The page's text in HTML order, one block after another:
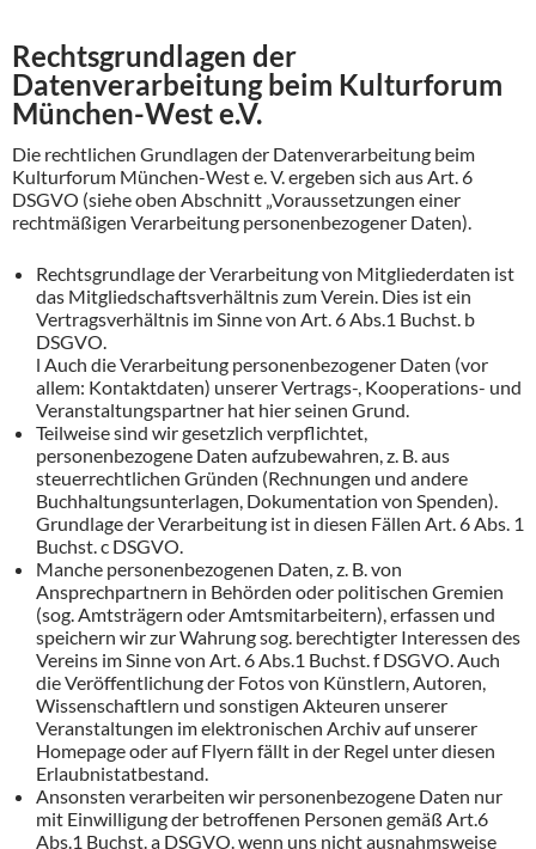
Rechtsgrundlagen der
Datenverarbeitung beim Kulturforum
München-West e.V.
Die rechtlichen Grundlagen der Datenverarbeitung beim
Kulturforum München-West e. V. ergeben sich aus Art. 6
DSGVO (siehe oben Abschnitt „Voraussetzungen einer
rechtmäßigen Verarbeitung personenbezogener Daten).
Rechtsgrundlage der Verarbeitung von Mitgliederdaten ist
das Mitgliedschaftsverhältnis zum Verein. Dies ist ein
Vertragsverhältnis im Sinne von Art. 6 Abs.1 Buchst. b
DSGVO.
l Auch die Verarbeitung personenbezogener Daten (vor
allem: Kontaktdaten) unserer Vertrags-, Kooperations- und
Veranstaltungspartner hat hier seinen Grund.
Teilweise sind wir gesetzlich verpflichtet,
personenbezogene Daten aufzubewahren, z. B. aus
steuerrechtlichen Gründen (Rechnungen und andere
Buchhaltungsunterlagen, Dokumentation von Spenden).
Grundlage der Verarbeitung ist in diesen Fällen Art. 6 Abs. 1
Buchst. c DSGVO.
Manche personenbezogenen Daten, z. B. von
Ansprechpartnern in Behörden oder politischen Gremien
(sog. Amtsträgern oder Amtsmitarbeitern), erfassen und
speichern wir zur Wahrung sog. berechtigter Interessen des
Vereins im Sinne von Art. 6 Abs.1 Buchst. f DSGVO. Auch
die Veröffentlichung der Fotos von Künstlern, Autoren,
Wissenschaftlern und sonstigen Akteuren unserer
Veranstaltungen im elektronischen Archiv auf unserer
Homepage oder auf Flyern fällt in der Regel unter diesen
Erlaubnistatbestand.
Ansonsten verarbeiten wir personenbezogene Daten nur
mit Einwilligung der betroffenen Personen gemäß Art.6
Abs.1 Buchst. a DSGVO. wenn uns nicht ausnahmsweise